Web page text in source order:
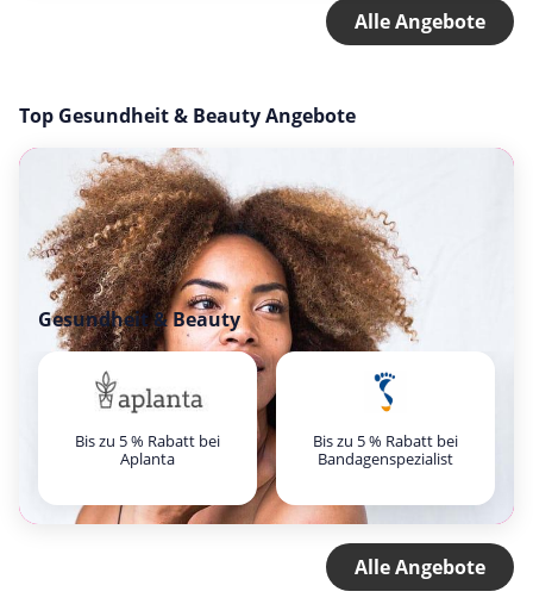
Alle Angebote
Top Gesundheit & Beauty Angebote
Gesundheit & Beauty
Bis zu 5 % Rabatt bei
Aplanta
Bis zu 5 % Rabatt bei
Bandagenspezialist
Alle Angebote